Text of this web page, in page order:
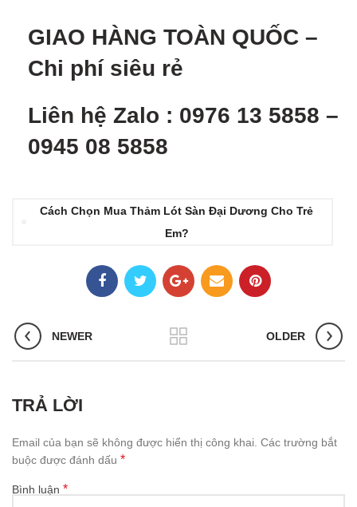
GIAO HÀNG TOÀN QUỐC –
Chi phí siêu rẻ
Liên hệ Zalo : 0976 13 5858 –
0945 08 5858
Cách Chọn Mua Thảm Lót Sàn Đại Dương Cho Trẻ
Em?
NEWER OLDER
TRẢ LỜI
Email của bạn sẽ không được hiển thị công khai. Các trường bắt
buộc được đánh dấu *
Bình luận *